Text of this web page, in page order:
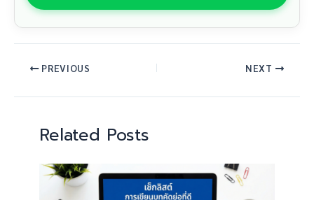
PREVIOUS NEXT
Related Posts